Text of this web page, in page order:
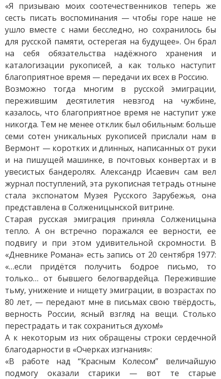
«Я призываю моих соотечественников теперь же
сесть писать воспоминания — чтобы горе наше не
ушло вместе с нами бесследно, но сохранилось бы
для русской памяти, остерегая на будущее». Он брал
на себя обязательства надёжного хранения и
каталогизации рукописей, а как только наступит
благоприятное время — передачи их всех в Россию.
Возможно тогда многим в русской эмиграции,
пережившим десятилетия невзгод на чужбине,
казалось, что благоприятное время не наступит уже
никогда. Тем не менее отклик был обильным: больше
семи сотен уникальных рукописей прислали нам в
Вермонт — коротких и длинных, написанных от руки
и на пишущей машинке, в почтовых конвертах и в
увесистых бандеролях. Александр Исаевич сам вел
журнал поступлений, эта рукописная тетрадь отныне
стала экспонатом Музея Русского Зарубежья, она
представлена в Солженицынской витрине.
Старая русская эмиграция приняла Солженицына
тепло. А он встречно поражался ее верности, ее
подвигу и при этом удивительной скромности. В
«Дневнике Романа» есть запись от 20 сентября 1977:
«…если придётся получить бодрое письмо, то
только… от бывшего белогвардейца. Пережившие
тьму, унижение и нищету эмиграции, в возрастах по
80 лет, — передают мне в письмах свою твёрдость,
верность России, ясный взгляд на вещи. Столько
перестрадать и так сохраниться духом!»
А к некоторым из них обращены строки сердечной
благодарности в «Очерках изгнания»:
«В работе над “Красным Колесом” величайшую
подмогу оказали старики — вот те старые